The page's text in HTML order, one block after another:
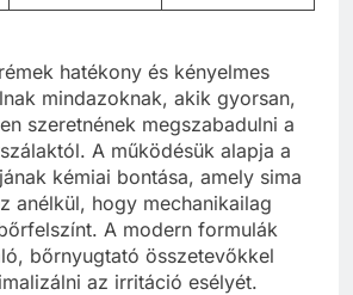
hatékony és kényelmes
mindazoknak, akik gyorsan,
szeretnének megszabadulni a
A működésük alapja a
kémiai bontása, amely sima
anélkül, hogy mechanikailag
A modern formulák
bőrnyugtató összetevőkkel
az irritáció esélyét.